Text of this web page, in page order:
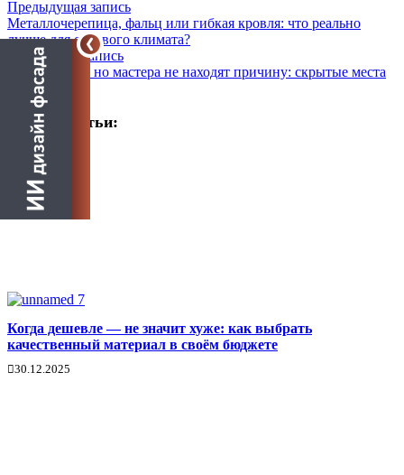
Предыдущая запись
Металлочерепица, фальц или гибкая кровля: что реально
лучше для сурового климата?
Следующая запись
Крыша течёт, но мастера не находят причину: скрытые места
протечек
Другие статьи:
Когда дешевле — не значит хуже: как выбрать
качественный материал в своём бюджете
30.12.2025